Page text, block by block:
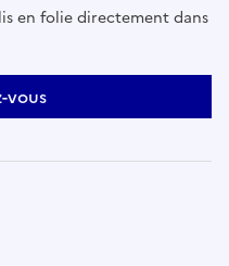
en folie directement dans
vous